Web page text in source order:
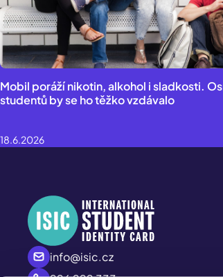
Mobil poráží nikotin, alkohol i sladkosti.
studentů by se ho těžko vzdávalo
18.6.2026
info@isic.cz